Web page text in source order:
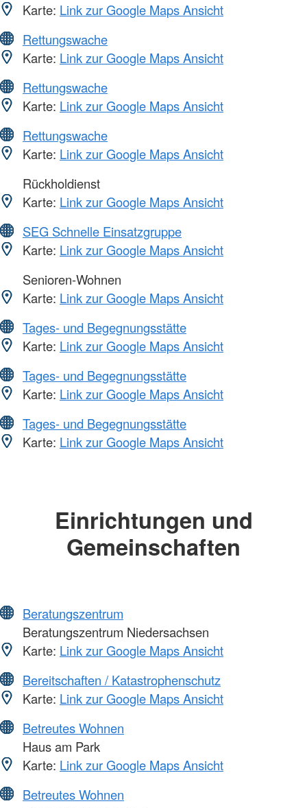
Karte: Link zur Google Maps Ansicht
Rettungswache
Karte: Link zur Google Maps Ansicht
Rettungswache
Karte: Link zur Google Maps Ansicht
Rettungswache
Karte: Link zur Google Maps Ansicht
Rückholdienst
Karte: Link zur Google Maps Ansicht
SEG Schnelle Einsatzgruppe
Karte: Link zur Google Maps Ansicht
Senioren-Wohnen
Karte: Link zur Google Maps Ansicht
Tages- und Begegnungsstätte
Karte: Link zur Google Maps Ansicht
Tages- und Begegnungsstätte
Karte: Link zur Google Maps Ansicht
Tages- und Begegnungsstätte
Karte: Link zur Google Maps Ansicht
Einrichtungen und
Gemeinschaften
Beratungszentrum
Beratungszentrum Niedersachsen
Karte: Link zur Google Maps Ansicht
Bereitschaften / Katastrophenschutz
Karte: Link zur Google Maps Ansicht
Betreutes Wohnen
Haus am Park
Karte: Link zur Google Maps Ansicht
Betreutes Wohnen